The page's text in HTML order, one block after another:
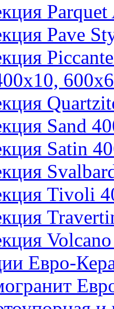
Pave
Sand
Satin
Tivoli
Евро-